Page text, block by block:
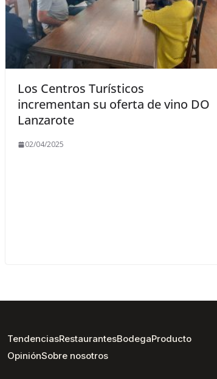
Los Centros Turísticos
incrementan su oferta de vino DO
Lanzarote
02/04/2025
TendenciasRestaurantesBodegaProducto
OpiniónSobre nosotros